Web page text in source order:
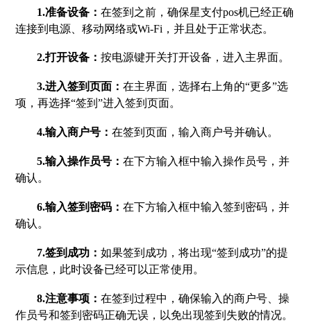
1.准备设备：在签到之前，确保星支付pos机已经正确
连接到电源、移动网络或Wi-Fi，并且处于正常状态。
2.打开设备：按电源键开关打开设备，进入主界面。
3.进入签到页面：在主界面，选择右上角的“更多”选
项，再选择“签到”进入签到页面。
4.输入商户号：在签到页面，输入商户号并确认。
5.输入操作员号：在下方输入框中输入操作员号，并
确认。
6.输入签到密码：在下方输入框中输入签到密码，并
确认。
7.签到成功：如果签到成功，将出现“签到成功”的提
示信息，此时设备已经可以正常使用。
8.注意事项：在签到过程中，确保输入的商户号、操
作员号和签到密码正确无误，以免出现签到失败的情况。